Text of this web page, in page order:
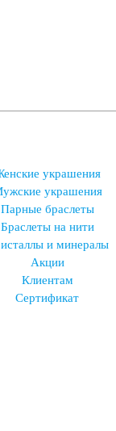
украшения
украшения
Парные браслеты
Браслеты на нити
и минералы
Акции
Клиентам
Сертификат